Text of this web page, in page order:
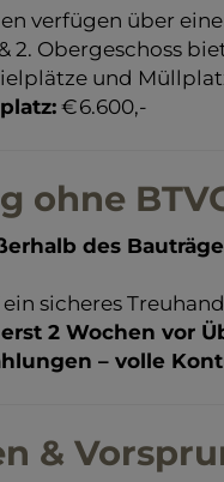
verfügen über
2. Obergeschoss
und
€ 6.600,-
ohne
des
ein sicheres
2 Wochen vor
– volle
&